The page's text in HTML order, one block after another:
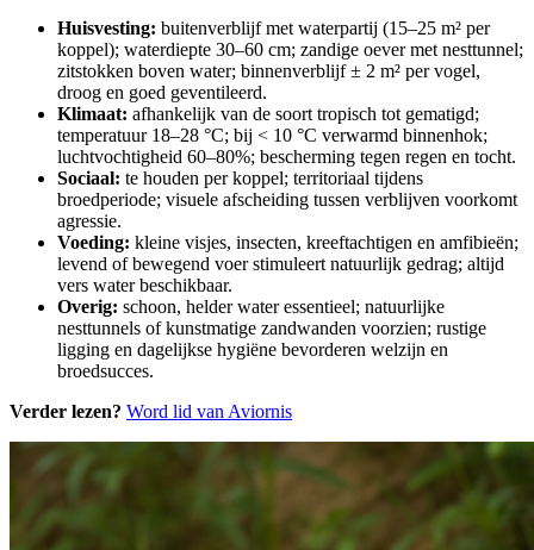
Huisvesting: buitenverblijf met waterpartij (15–25 m² per
koppel); waterdiepte 30–60 cm; zandige oever met nesttunnel;
zitstokken boven water; binnenverblijf ± 2 m² per vogel,
droog en goed geventileerd.
Klimaat: afhankelijk van de soort tropisch tot gematigd;
temperatuur 18–28 °C; bij < 10 °C verwarmd binnenhok;
luchtvochtigheid 60–80%; bescherming tegen regen en tocht.
Sociaal: te houden per koppel; territoriaal tijdens
broedperiode; visuele afscheiding tussen verblijven voorkomt
agressie.
Voeding: kleine visjes, insecten, kreeftachtigen en amfibieën;
levend of bewegend voer stimuleert natuurlijk gedrag; altijd
vers water beschikbaar.
Overig: schoon, helder water essentieel; natuurlijke
nesttunnels of kunstmatige zandwanden voorzien; rustige
ligging en dagelijkse hygiëne bevorderen welzijn en
broedsucces.
Verder lezen? Word lid van Aviornis